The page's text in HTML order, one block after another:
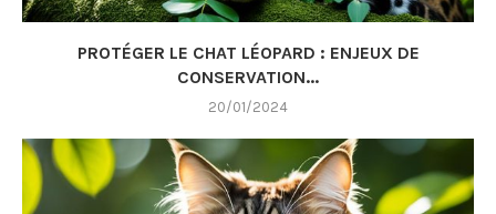
PROTÉGER LE CHAT LÉOPARD : ENJEUX DE
CONSERVATION...
20/01/2024